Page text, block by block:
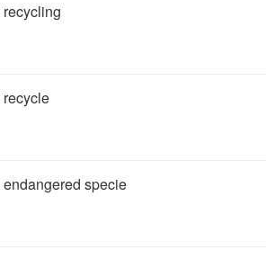
recycling
recycle
endangered specie